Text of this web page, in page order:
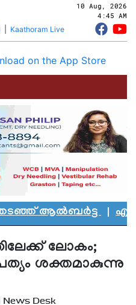
10 Aug, 2026
4:45 AM
Kaathoram Live
ആൽബർട്ട|
ലോകം;
ശക്തമാകുന്നു
Desk